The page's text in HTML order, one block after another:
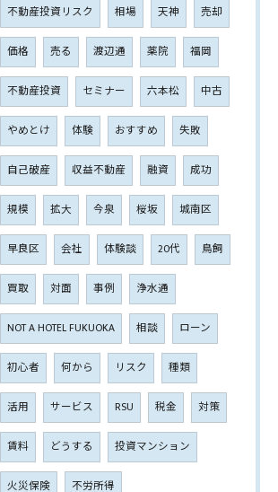
不動産投資リスク 相場 天神 売却
価格 売る 渡辺通 薬院 福岡
不動産投資 セミナー 六本松 中古
やめとけ 体験 おすすめ 失敗
自己破産 収益不動産 融資 成功
規模 拡大 今泉 桜坂 城南区
早良区 会社 体験談 20代 鳥飼
買取 対面 事例 浄水通
NOT A HOTEL FUKUOKA 相談 ローン
初心者 何から リスク 種類
活用 サービス RSU 税金 対策
賃料 どうする 投資マンション
火災保険 不労所得